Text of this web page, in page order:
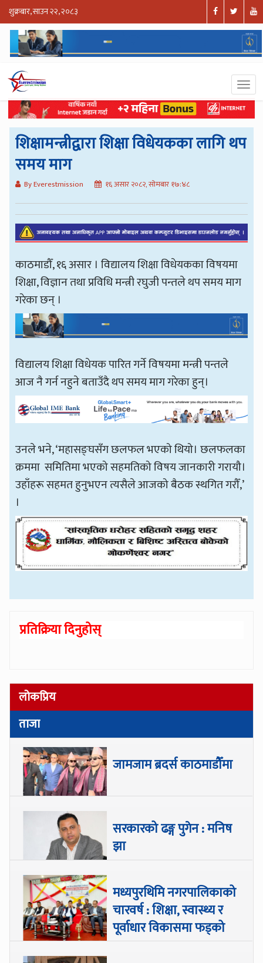
शुक्रबार, साउन २२, २०८३
शिक्षामन्त्रीद्वारा शिक्षा विधेयकका लागि थप
समय माग
By Everestmission १६ असार २०८२, सोमबार १७:४८
काठमाडौँ, १६ असार । विद्यालय शिक्षा विधेयकका विषयमा
शिक्षा, विज्ञान तथा प्रविधि मन्त्री रघुजी पन्तले थप समय माग
गरेका छन् ।
विद्यालय शिक्षा विधेयक पारित गर्ने विषयमा मन्त्री पन्तले
आज नै गर्न नहुने बताउँदै थप समय माग गरेका हुन्।
उनले भने, ‘महासङ्घसँग छलफल भएको थियो। छलफलका
क्रममा समितिमा भएको सहमतिको विषय जानकारी गरायौ।
उहाँहरू सहमत हुनुभएन त्यसैले आजको बैठक स्थगित गरौँ,’
।
प्रतिक्रिया दिनुहोस्
लोकप्रिय
ताजा
जामजाम ब्रदर्स काठमाडौँमा
सरकारको ढङ्ग पुगेन : मनिष
झा
मध्यपुरथिमि नगरपालिकाको
चारवर्ष : शिक्षा, स्वास्थ्य र
पूर्वाधार विकासमा फड्को